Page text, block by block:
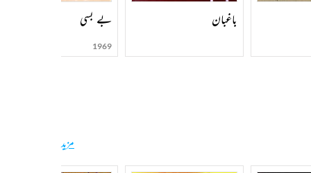
باغبان بے بسی
1969
مزید